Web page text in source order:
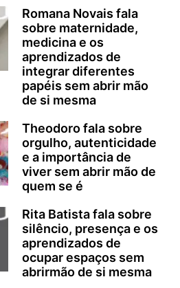
Romana Novais fala
sobre maternidade,
medicina e os
aprendizados de
integrar diferentes
papéis sem abrir mão
de si mesma
Theodoro fala sobre
orgulho, autenticidade
e a importância de
viver sem abrir mão de
quem se é
Rita Batista fala sobre
silêncio, presença e os
aprendizados de
ocupar espaços sem
abrirmão de si mesma